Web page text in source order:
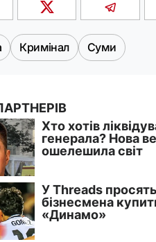
Кримінал Суми